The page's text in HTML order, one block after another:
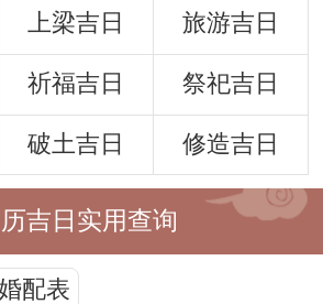
上梁吉日 旅游吉日
祈福吉日 祭祀吉日
破土吉日 修造吉日
吉日实用查询
配表